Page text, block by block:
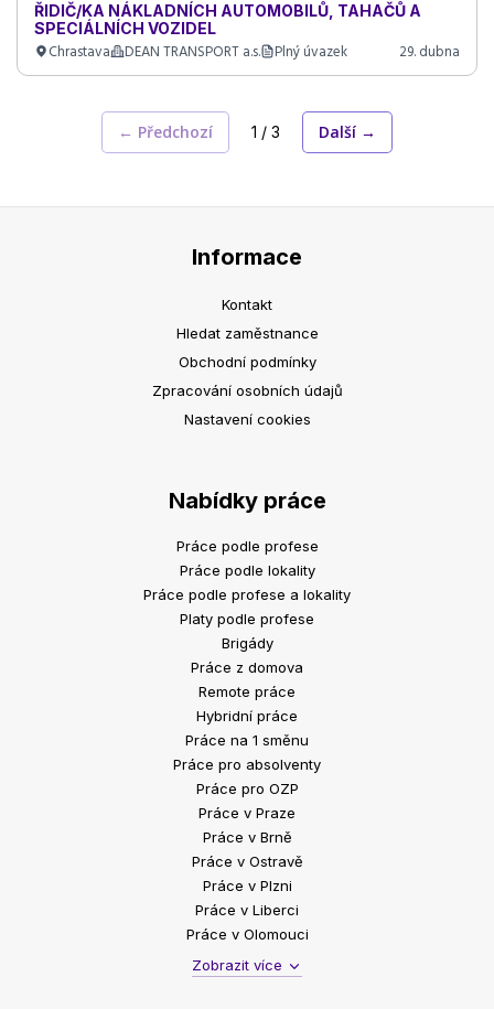
ŘIDIČ/KA NÁKLADNÍCH AUTOMOBILŮ, TAHAČŮ A
SPECIÁLNÍCH VOZIDEL
Chrastava DEAN TRANSPORT a.s. Plný úvazek 29. dubna
← Předchozí 1 / 3 Další →
Informace
Kontakt
Hledat zaměstnance
Obchodní podmínky
Zpracování osobních údajů
Nastavení cookies
Nabídky práce
Práce podle profese
Práce podle lokality
Práce podle profese a lokality
Platy podle profese
Brigády
Práce z domova
Remote práce
Hybridní práce
Práce na 1 směnu
Práce pro absolventy
Práce pro OZP
Práce v Praze
Práce v Brně
Práce v Ostravě
Práce v Plzni
Práce v Liberci
Práce v Olomouci
Zobrazit více